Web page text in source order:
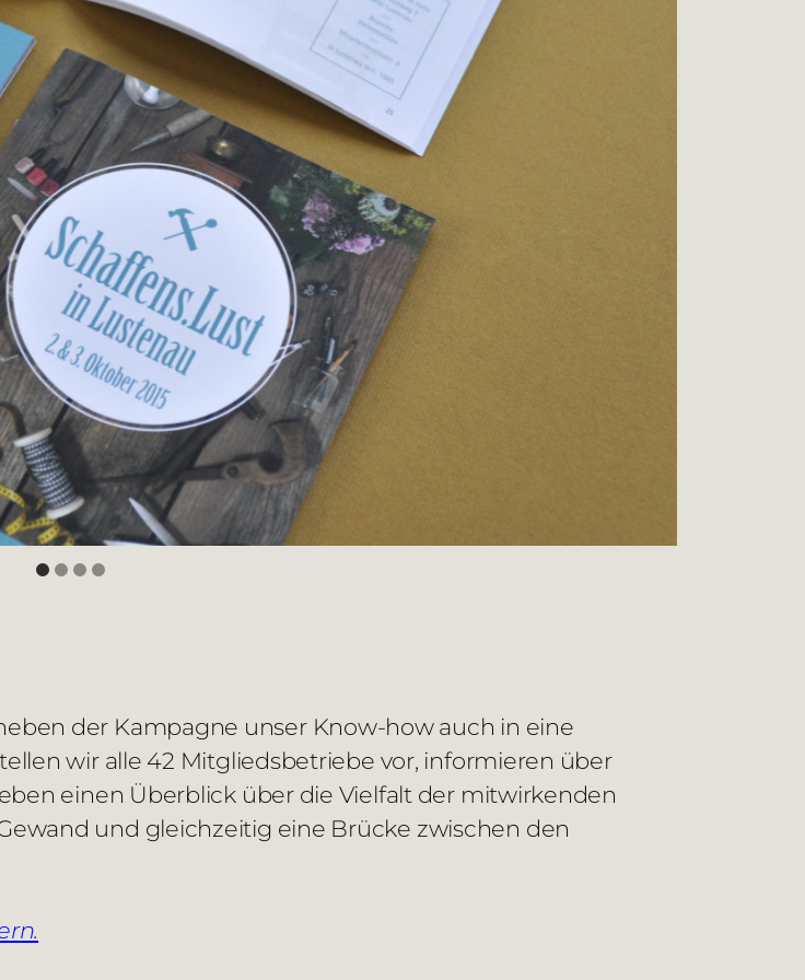
der Kampagne unser Know-how auch in eine
wir alle 42 Mitgliedsbetriebe vor, informieren über
einen Überblick über die Vielfalt der mitwirkenden
und gleichzeitig eine Brücke zwischen den